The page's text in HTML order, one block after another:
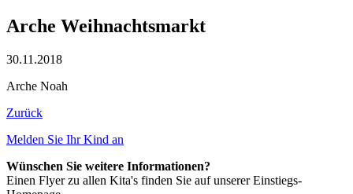
Arche Weihnachtsmarkt
30.11.2018
Arche Noah
Zurück
Melden Sie Ihr Kind an
Wünschen Sie weitere Informationen?
Einen Flyer zu allen Kita's finden Sie auf unserer Einstiegs-